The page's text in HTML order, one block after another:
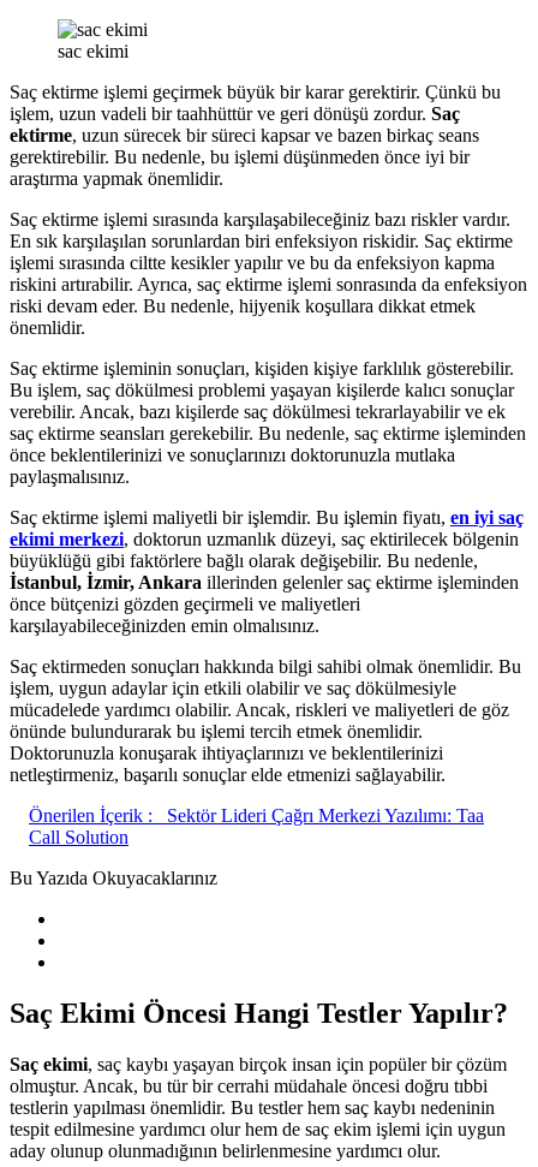
sac ekimi
Saç ektirme işlemi geçirmek büyük bir karar gerektirir. Çünkü bu
işlem, uzun vadeli bir taahhüttür ve geri dönüşü zordur. Saç
ektirme, uzun sürecek bir süreci kapsar ve bazen birkaç seans
gerektirebilir. Bu nedenle, bu işlemi düşünmeden önce iyi bir
araştırma yapmak önemlidir.
Saç ektirme işlemi sırasında karşılaşabileceğiniz bazı riskler vardır.
En sık karşılaşılan sorunlardan biri enfeksiyon riskidir. Saç ektirme
işlemi sırasında ciltte kesikler yapılır ve bu da enfeksiyon kapma
riskini artırabilir. Ayrıca, saç ektirme işlemi sonrasında da enfeksiyon
riski devam eder. Bu nedenle, hijyenik koşullara dikkat etmek
önemlidir.
Saç ektirme işleminin sonuçları, kişiden kişiye farklılık gösterebilir.
Bu işlem, saç dökülmesi problemi yaşayan kişilerde kalıcı sonuçlar
verebilir. Ancak, bazı kişilerde saç dökülmesi tekrarlayabilir ve ek
saç ektirme seansları gerekebilir. Bu nedenle, saç ektirme işleminden
önce beklentilerinizi ve sonuçlarınızı doktorunuzla mutlaka
paylaşmalısınız.
Saç ektirme işlemi maliyetli bir işlemdir. Bu işlemin fiyatı, en iyi saç
ekimi merkezi, doktorun uzmanlık düzeyi, saç ektirilecek bölgenin
büyüklüğü gibi faktörlere bağlı olarak değişebilir. Bu nedenle,
İstanbul, İzmir, Ankara illerinden gelenler saç ektirme işleminden
önce bütçenizi gözden geçirmeli ve maliyetleri
karşılayabileceğinizden emin olmalısınız.
Saç ektirmeden sonuçları hakkında bilgi sahibi olmak önemlidir. Bu
işlem, uygun adaylar için etkili olabilir ve saç dökülmesiyle
mücadelede yardımcı olabilir. Ancak, riskleri ve maliyetleri de göz
önünde bulundurarak bu işlemi tercih etmek önemlidir.
Doktorunuzla konuşarak ihtiyaçlarınızı ve beklentilerinizi
netleştirmeniz, başarılı sonuçlar elde etmenizi sağlayabilir.
Önerilen İçerik :
Sektör Lideri Çağrı Merkezi Yazılımı: Taa
Call Solution
Bu Yazıda Okuyacaklarınız
Saç Ekimi Öncesi Hangi Testler Yapılır?
Saç ekimi, saç kaybı yaşayan birçok insan için popüler bir çözüm
olmuştur. Ancak, bu tür bir cerrahi müdahale öncesi doğru tıbbi
testlerin yapılması önemlidir. Bu testler hem saç kaybı nedeninin
tespit edilmesine yardımcı olur hem de saç ekim işlemi için uygun
aday olunup olunmadığının belirlenmesine yardımcı olur.